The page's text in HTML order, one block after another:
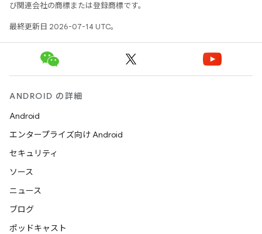
び関連会社の商標または登録商標です。
最終更新日 2026-07-14 UTC。
ANDROID の詳細
Android
エンタープライズ向け Android
セキュリティ
ソース
ニュース
ブログ
ポッドキャスト